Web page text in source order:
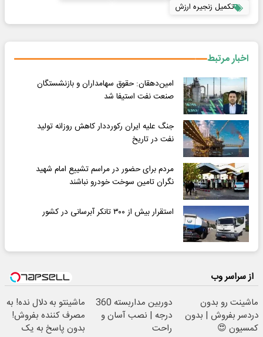
تکمیل زنجیره ارزش
اخبار مرتبط
امین‌دهقان: حقوق سهامداران و بازنشستگان
صنعت نفت استیفا شد
جنگ علیه ایران رکورددار کاهش روزانه تولید
نفت در تاریخ
مردم برای حضور در مراسم تشییع امام شهید
نگران تامین سوخت خودرو نباشند
استقرار بیش از ۳۰۰ تانکر آبرسانی در کشور
از سراسر وب
ماشینت رو بدون
دردسر بفروش | بدون
کمسیون 😍
دوربین مداربسته 360
درجه | نصب آسان و
راحت
ماشینتو به دلال نده! به
مصرف کننده بفروش!
بدون پاسخ به یک